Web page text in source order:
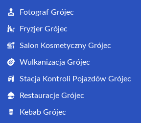
Fotograf Grójec
Fryzjer Grójec
Salon Kosmetyczny Grójec
Wulkanizacja Grójec
Stacja Kontroli Pojazdów Grójec
Restauracje Grójec
Kebab Grójec